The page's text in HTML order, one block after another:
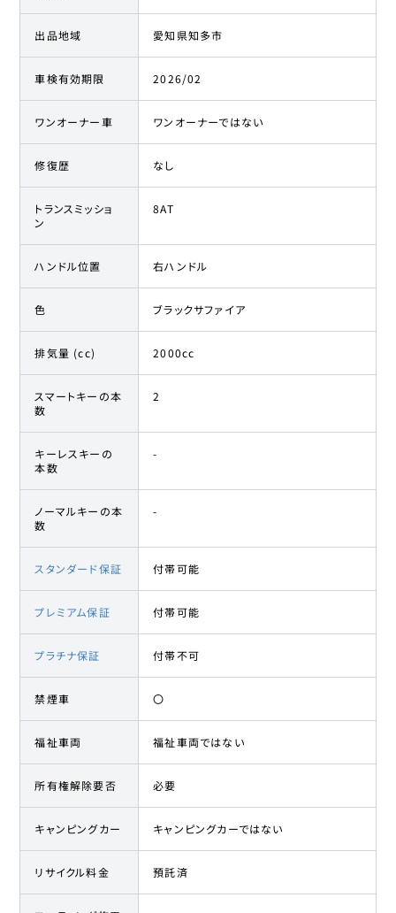
出品地域 愛知県知多市
車検有効期限 2026/02
ワンオーナー車 ワンオーナーではない
修復歴 なし
トランスミッショ
ン
8AT
ハンドル位置 右ハンドル
色 ブラックサファイア
排気量 (cc) 2000cc
スマートキーの本
数
2
キーレスキーの
本数
-
ノーマルキーの本
数
-
スタンダード保証 付帯可能
プレミアム保証 付帯可能
プラチナ保証 付帯不可
禁煙車 〇
福祉車両 福祉車両ではない
所有権解除要否 必要
キャンピングカー キャンピングカーではない
リサイクル料金 預託済